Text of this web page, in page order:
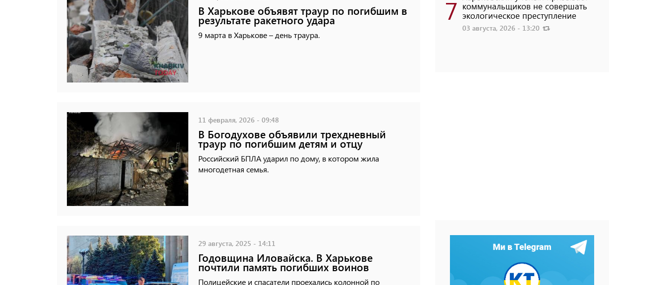
В Харькове объявят траур по погибшим в
результате ракетного удара
9 марта в Харькове – день траура.
11 февраля, 2026 - 09:48
В Богодухове объявили трехдневный
траур по погибшим детям и отцу
Российский БПЛА ударил по дому, в котором жила
многодетная семья.
29 августа, 2025 - 14:11
Годовщина Иловайска. В Харькове
почтили память погибших воинов
Полицейские и спасатели проехались колонной по
7 коммунальщиков не совершать
экологическое преступление
03 августа, 2026 - 13:20